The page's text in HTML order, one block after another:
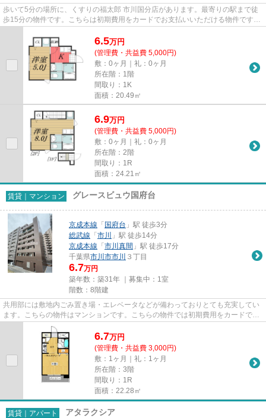
歩いて5分の場所に、くすりの福太郎 市川国分店があります。最寄りの駅まで徒
歩15分の物件です。こちらは初期費用をカードでお支払いいただける物件です。
6.5万円
(管理費・共益費 5,000円)
敷：0ヶ月｜礼：0ヶ月
所在階：1階
間取り：1K
面積：20.49㎡
6.9万円
(管理費・共益費 5,000円)
敷：0ヶ月｜礼：0ヶ月
所在階：2階
間取り：1R
面積：24.21㎡
賃貸｜マンション グレースビュウ国府台
京成本線 「 国府台 」駅 徒歩3分
総武線 「 市川
」駅 徒歩14分
京成本線 「 市川真間 」駅 徒歩17分
千葉県市川市市川 ３丁目
6.7万円
築年数：築31年 ｜募集中： 1室
階数：8階建
共用部には敷地内ごみ置き場・エレベータなどが備わっておりとても充実してい
ます。こちらの物件はマンションです。こちらの物件では初期費用をカードでお
支払いいただけます。2駅利用...
6.7万円
(管理費・共益費 3,000円)
敷：1ヶ月｜礼：1ヶ月
所在階：3階
間取り：1R
面積：22.28㎡
賃貸｜アパート アタラクシア